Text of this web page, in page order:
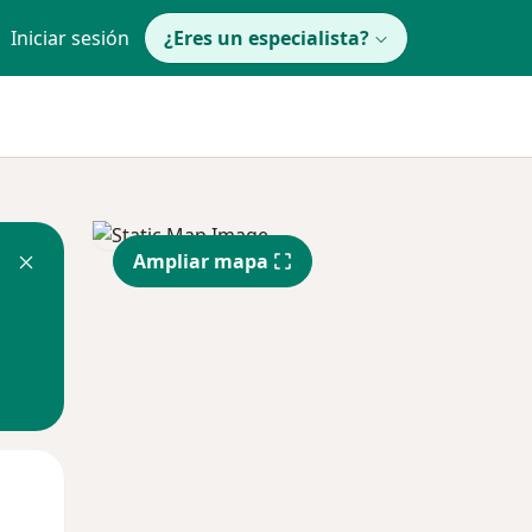
Iniciar sesión ¿Eres un especialista?
Ampliar mapa